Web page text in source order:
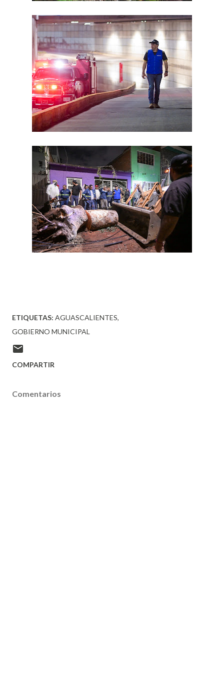
ETIQUETAS: AGUASCALIENTES
GOBIERNO MUNICIPAL
COMPARTIR
Comentarios